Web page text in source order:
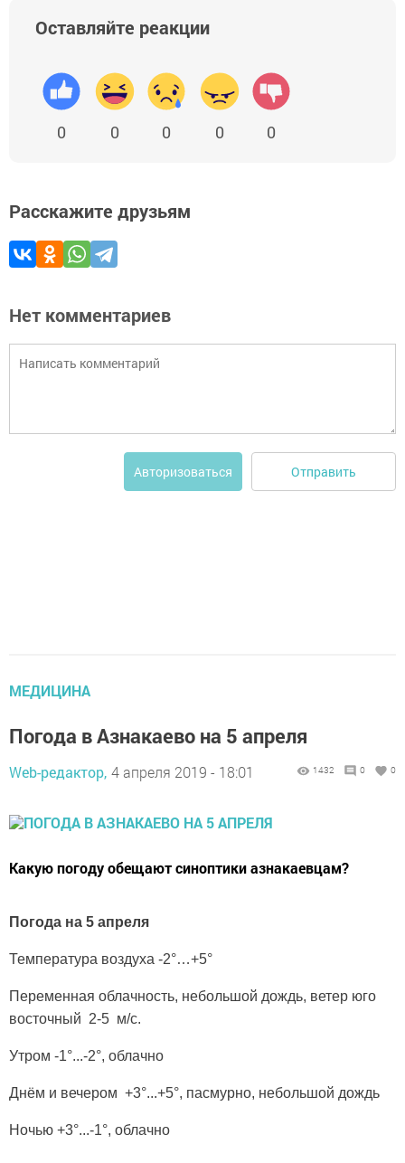
Оставляйте реакции
0 0 0 0 0
Расскажите друзьям
Нет комментариев
Авторизоваться Отправить
МЕДИЦИНА
Погода в Азнакаево на 5 апреля
Web-редактор, 4 апреля 2019 - 18:01 1432 0 0
Какую погоду обещают синоптики азнакаевцам?
Погода на 5 апреля
Температура воздуха -2°…+5°
Переменная облачность, небольшой дождь, ветер юго
восточный 2-5 м/с.
Утром -1°...-2°, облачно
Днём и вечером +3°...+5°, пасмурно, небольшой дождь
Ночью +3°...-1°, облачно